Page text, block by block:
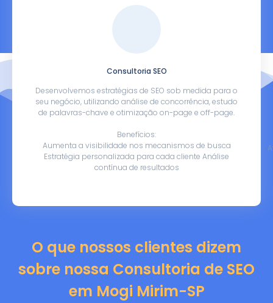
Consultoria SEO
Desenvolvemos estratégias de SEO sob medida para o
seu negócio, utilizando análise de concorrência, estudo
de palavras-chave e otimização on-page e off-page.
Benefícios:
Aumenta a visibilidade nos mecanismos de busca
Estratégia personalizada para cada cliente Análise
contínua de resultados
O que nossos clientes dizem
sobre nossa Consultoria de SEO
em Mogi Mirim-SP